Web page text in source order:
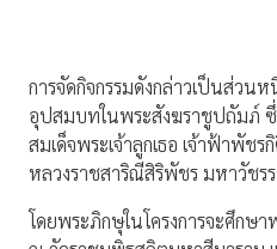
การจัดกิจกรรมดังกล่าวเป็นส่วนห
อุปสมบทในพระสังฆราชูปถัมภ์
สมเด็จพระเจ้าลูกเธอ เจ้าฟ้าพัช
หลวงราชสาริณีสิริพัชร มหาวัชร
โดยพระภิกษุในโครงการจะศึกษ